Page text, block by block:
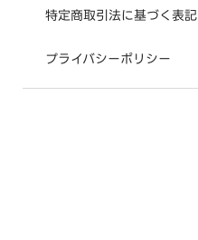
特定商取引法に基づく表記
プライバシーポリシー